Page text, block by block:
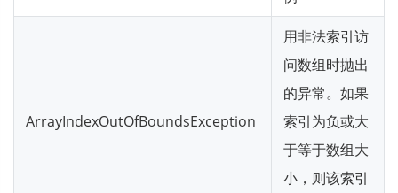
ArrayIndexOutOfBoundsException
用非法索引访
问数组时抛出
的异常。如果
索引为负或大
于等于数组大
小，则该索引